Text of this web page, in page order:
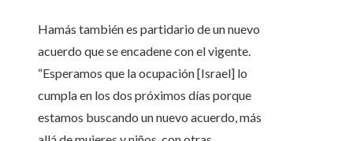
Hamás también es partidario de un nuevo
acuerdo que se encadene con el vigente.
“Esperamos que la ocupación [Israel] lo
cumpla en los dos próximos días porque
estamos buscando un nuevo acuerdo, más